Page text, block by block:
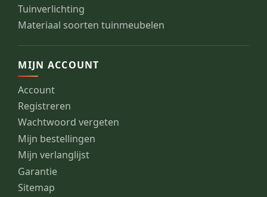
Tuinverlichting
Materiaal soorten tuinmeubelen
MIJN ACCOUNT
Account
Registreren
Wachtwoord vergeten
Mijn bestellingen
Mijn verlanglijst
Garantie
Sitemap